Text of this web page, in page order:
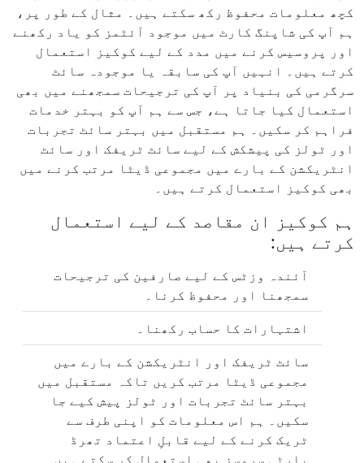
کچھ معلومات محفوظ رکھ سکتے ہیں۔ مثال کے طور پر،
ہم آپ کی شاپنگ کارٹ میں موجود آئٹمز کو یاد رکھنے
اور پروسیس کرنے میں مدد کے لیے کوکیز استعمال
کرتے ہیں۔ انہیں آپ کی سابقہ یا موجودہ سائٹ
سرگرمی کی بنیاد پر آپ کی ترجیحات سمجھنے میں بھی
استعمال کیا جاتا ہے، جس سے ہم آپ کو بہتر خدمات
فراہم کر سکیں۔ ہم مستقبل میں بہتر سائٹ تجربات
اور ٹولز کی پیشکش کے لیے سائٹ ٹریفک اور سائٹ
انٹریکشن کے بارے میں مجموعی ڈیٹا مرتب کرنے میں
بھی کوکیز استعمال کرتے ہیں۔
ہم کوکیز ان مقاصد کے لیے استعمال
کرتے ہیں:
آئندہ وزٹس کے لیے صارفین کی ترجیحات
سمجھنا اور محفوظ کرنا۔
اشتہارات کا حساب رکھنا۔
سائٹ ٹریفک اور انٹریکشن کے بارے میں
مجموعی ڈیٹا مرتب کریں تاکہ مستقبل میں
بہتر سائٹ تجربات اور ٹولز پیش کیے جا
سکیں۔ ہم اس معلومات کو اپنی طرف سے
ٹریک کرنے کے لیے قابلِ اعتماد تھرڈ
پارٹی سروسز بھی استعمال کر سکتے ہیں۔